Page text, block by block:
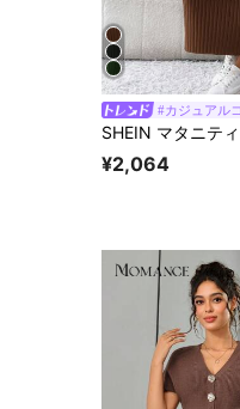
#カジュアル
¥2,064